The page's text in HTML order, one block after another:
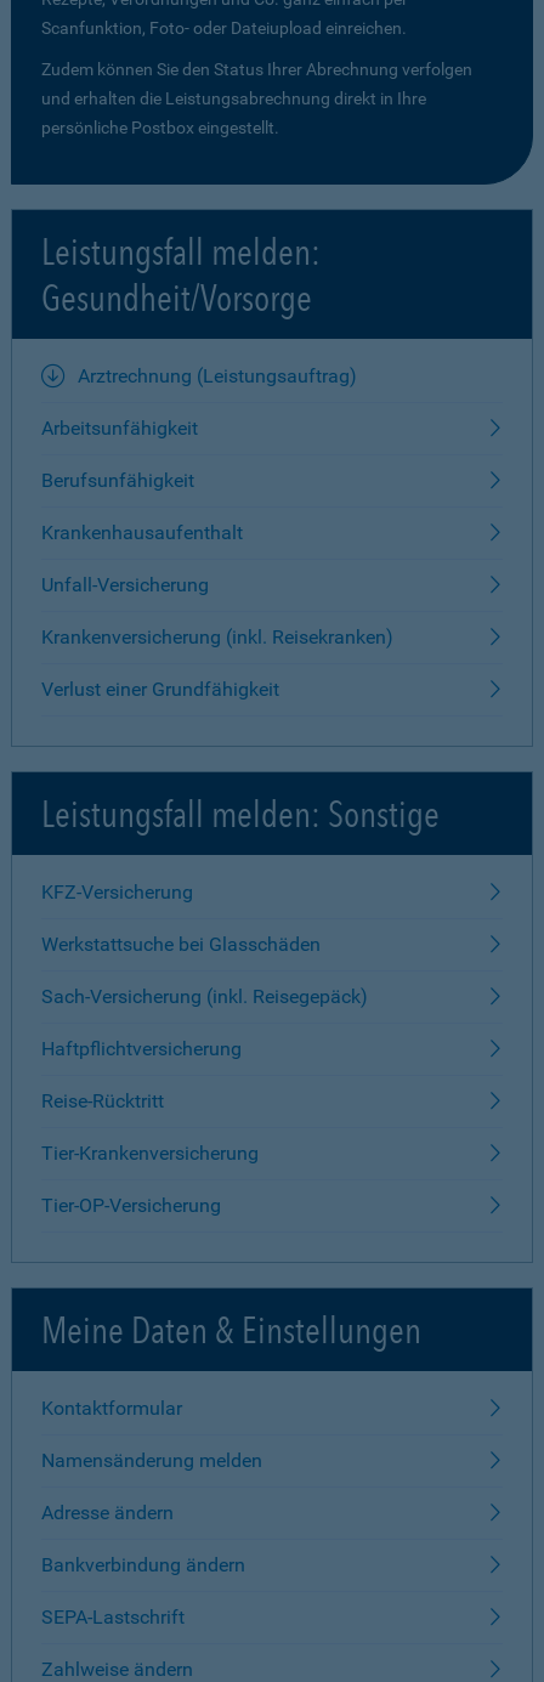
Scanfunktion, Foto- oder Dateiupload einreichen.
Zudem können Sie den Status Ihrer Abrechnung verfolgen
und erhalten die Leistungsabrechnung direkt in Ihre
persönliche Postbox eingestellt.
Leistungsfall melden:
Gesundheit/Vorsorge
Arztrechnung (Leistungsauftrag)
Arbeitsunfähigkeit
Berufsunfähigkeit
Krankenhausaufenthalt
Unfall-Versicherung
Krankenversicherung (inkl. Reisekranken)
Verlust einer Grundfähigkeit
Leistungsfall melden: Sonstige
KFZ-Versicherung
Werkstattsuche bei Glasschäden
Sach-Versicherung (inkl. Reisegepäck)
Haftpflichtversicherung
Reise-Rücktritt
Tier-Krankenversicherung
Tier-OP-Versicherung
Meine Daten & Einstellungen
Kontaktformular
Namensänderung melden
Adresse ändern
Bankverbindung ändern
SEPA-Lastschrift
Zahlweise ändern